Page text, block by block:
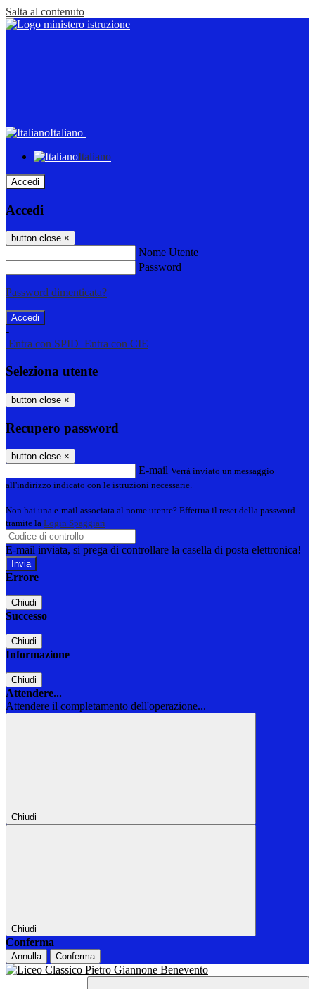
Salta al contenuto
Italiano
Italiano
Accedi
Accedi
button close ×
Nome Utente
Password
Password dimenticata?
-
Entra con SPID Entra con CIE
Seleziona utente
button close ×
Recupero password
button close ×
E-mail Verrà inviato un messaggio
all'indirizzo indicato con le istruzioni necessarie.
Non hai una e-mail associata al nome utente? Effettua il reset della password
tramite la Login Spaggiari
E-mail inviata, si prega di controllare la casella di posta elettronica!
Errore
Chiudi
Successo
Chiudi
Informazione
Chiudi
Attendere...
Attendere il completamento dell'operazione...
Chiudi
Chiudi
Conferma
Annulla Conferma